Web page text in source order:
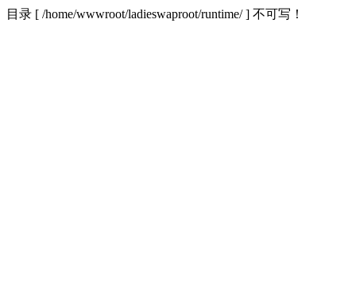
目录 [ /home/wwwroot/ladieswaproot/runtime/ ] 不可写！